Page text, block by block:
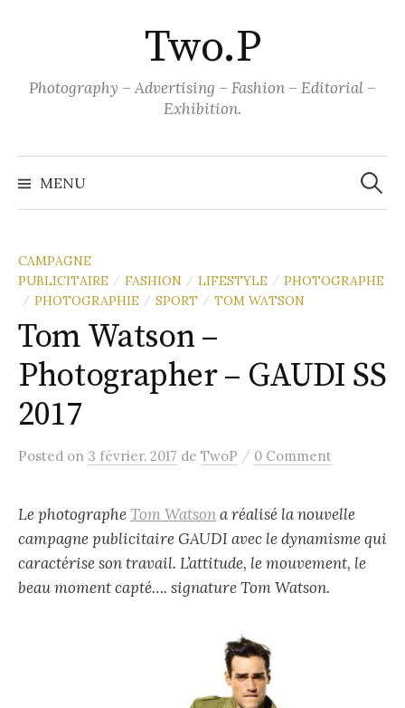
Two.P
Photography – Advertising – Fashion – Editorial –
Exhibition.
MENU
CAMPAGNE
PUBLICITAIRE
/ FASHION / LIFESTYLE / PHOTOGRAPHE
/ PHOTOGRAPHIE / SPORT / TOM WATSON
Tom Watson –
Photographer – GAUDI SS
2017
Posted on 3 février. 2017 de TwoP / 0 Comment
Le photographeTom Watsona réalisé la nouvelle
campagne publicitaire GAUDI avec le dynamisme qui
caractérise son travail. L’attitude, le mouvement, le
beau moment capté…. signature Tom Watson.